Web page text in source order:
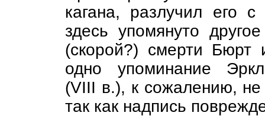
кагана, разлучил его
здесь упомянуто
(скорой?) смерти
одно упоминание
(VIII в.), к сожалению,
так как надпись